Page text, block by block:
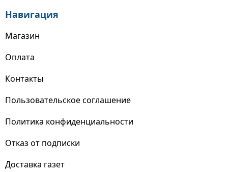
Навигация
Магазин
Оплата
Контакты
Пользовательское соглашение
Политика конфиденциальности
Отказ от подписки
Доставка газет